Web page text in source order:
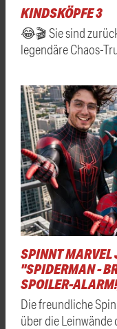
KINDSKÖPFE 3
😂🎬 Sie sind
legendäre Chaos-
SPINNT MARVEL
"SPIDERMAN -
SPOILER-
Die freundliche
über die